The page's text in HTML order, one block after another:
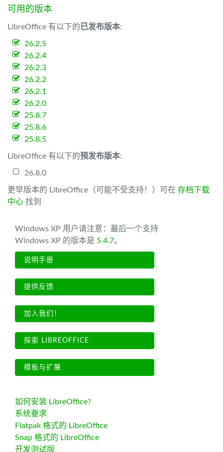
可用的版本
LibreOffice 有以下的已发布版本:
26.2.5
26.2.4
26.2.3
26.2.2
26.2.1
26.2.0
25.8.7
25.8.6
25.8.5
LibreOffice 有以下的预发布版本:
26.8.0
更早版本的 LibreOffice（可能不受支持！）可在 存档下载
中心 找到
Windows XP 用户请注意：最后一个支持
Windows XP 的版本是 5.4.7。
说明手册
提供反馈
加入我们！
探索 LIBREOFFICE
模板与扩展
如何安装 LibreOffice?
系统要求
Flatpak 格式的 LibreOffice
Snap 格式的 LibreOffice
开发测试版